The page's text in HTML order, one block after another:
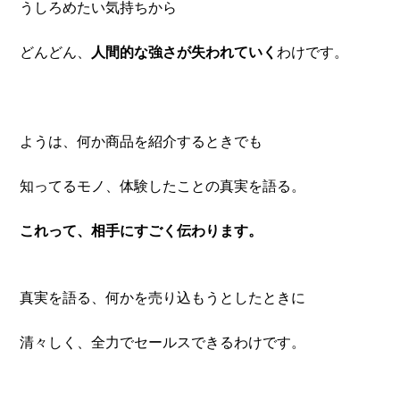
うしろめたい気持ちから
どんどん、 人間的な強さが失われていく わけです。
ようは、何か商品を紹介するときでも
知ってるモノ、体験したことの真実を語る。
これって、相手にすごく伝わります。
真実を語る、何かを売り込もうとしたときに
清々しく、全力でセールスできるわけです。